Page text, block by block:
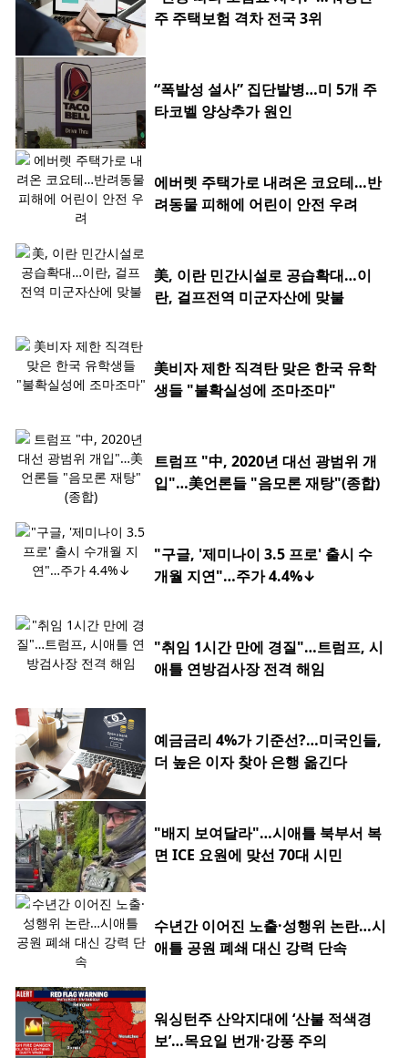
주 주택보험 격차 전국 3위
“폭발성 설사” 집단발병…미 5개 주
타코벨 양상추가 원인
에버렛 주택가로 내려온 코요테…반
려동물 피해에 어린이 안전 우려
美, 이란 민간시설로 공습확대…이
란, 걸프전역 미군자산에 맞불
美비자 제한 직격탄 맞은 한국 유학
생들 "불확실성에 조마조마"
트럼프 "中, 2020년 대선 광범위 개
입"…美언론들 "음모론 재탕"(종합)
"구글, '제미나이 3.5 프로' 출시 수
개월 지연"…주가 4.4%↓
"취임 1시간 만에 경질"…트럼프, 시
애틀 연방검사장 전격 해임
예금금리 4%가 기준선?…미국인들,
더 높은 이자 찾아 은행 옮긴다
"배지 보여달라"…시애틀 북부서 복
면 ICE 요원에 맞선 70대 시민
수년간 이어진 노출·성행위 논란…시
애틀 공원 폐쇄 대신 강력 단속
워싱턴주 산악지대에 ‘산불 적색경
보’…목요일 번개·강풍 주의